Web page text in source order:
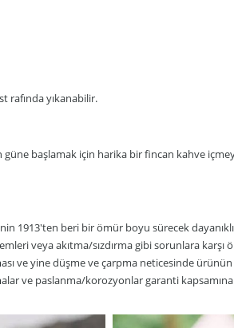
rafında yıkanabilir.
başlamak için harika bir fincan kahve
1913'ten beri bir ömür boyu sürecek
veya akıtma/sızdırma gibi sorunlara
ve yine düşme ve çarpma neticesinde ürünün
ve paslanma/korozyonlar garanti